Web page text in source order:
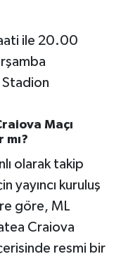
ile 20.00
Maçı
mı?
olarak takip
yayıncı kuruluş
göre, ML
Craiova
resmi bir